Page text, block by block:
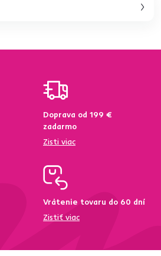
Doprava od 199 €
zadarmo
Zisti viac
Vrátenie tovaru do 60 dní
Zistiť viac